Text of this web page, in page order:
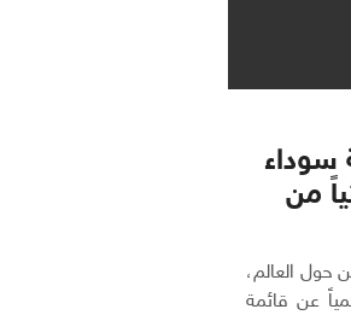
سوداء
من
حول العالم،
عن قائمة